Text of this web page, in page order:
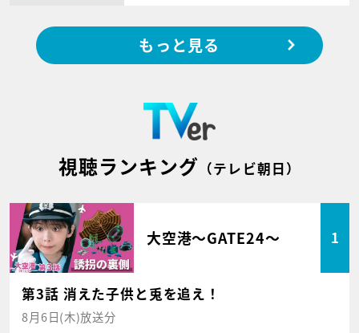
もっと見る
視聴ランキング （テレビ朝日）
大空港～GATE24～ 1
第3話 消えた子供と兎を追え！
8月6日(木)放送分